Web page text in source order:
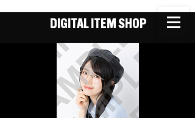
DIGITAL ITEM SHOP